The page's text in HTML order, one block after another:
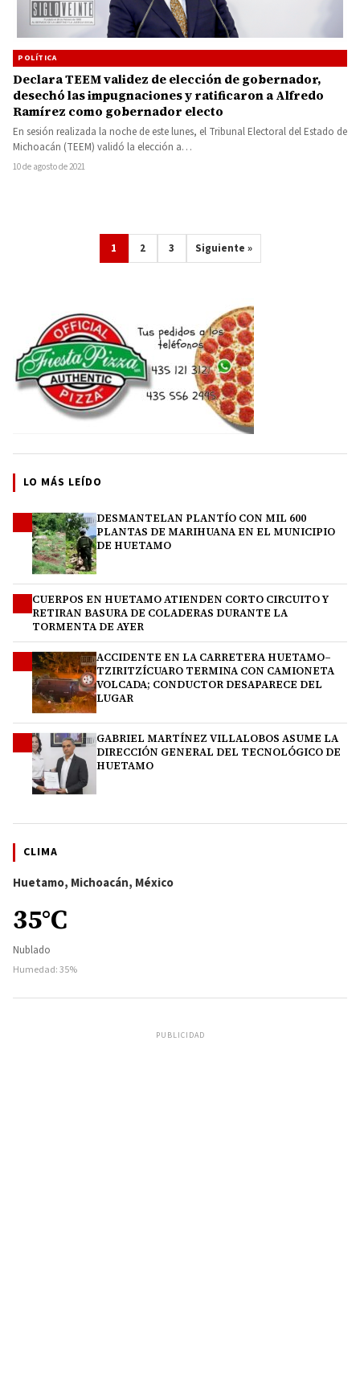
POLÍTICA
Declara TEEM validez de elección de gobernador,
desechó las impugnaciones y ratificaron a Alfredo
Ramírez como gobernador electo
En sesión realizada la noche de este lunes, el Tribunal Electoral del Estado de
Michoacán (TEEM) validó la elección a…
10 de agosto de 2021
1 2 3 Siguiente »
LO MÁS LEÍDO
DESMANTELAN PLANTÍO CON MIL 600
PLANTAS DE MARIHUANA EN EL MUNICIPIO
DE HUETAMO
CUERPOS EN HUETAMO ATIENDEN CORTO CIRCUITO Y
RETIRAN BASURA DE COLADERAS DURANTE LA
TORMENTA DE AYER
ACCIDENTE EN LA CARRETERA HUETAMO–
TZIRITZÍCUARO TERMINA CON CAMIONETA
VOLCADA; CONDUCTOR DESAPARECE DEL
LUGAR
GABRIEL MARTÍNEZ VILLALOBOS ASUME LA
DIRECCIÓN GENERAL DEL TECNOLÓGICO DE
HUETAMO
CLIMA
Huetamo, Michoacán, México
35°C
Nublado
Humedad: 35%
PUBLICIDAD